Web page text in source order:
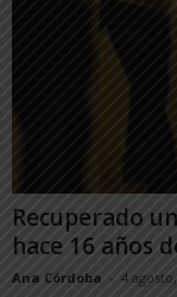
Recuperado
hace 16 años
Ana Córdoba - 4